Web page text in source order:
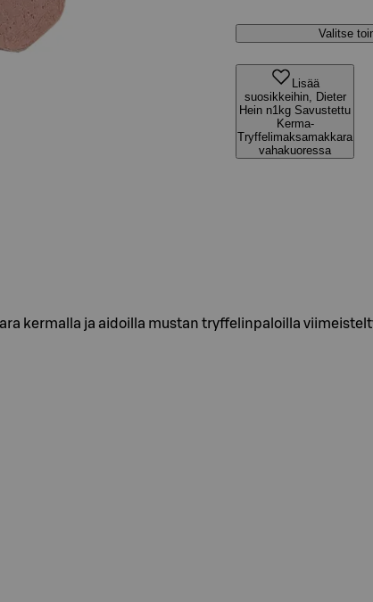
Valitse
Lisää
suosikkeihin, Dieter
Hein n1kg Savustettu
Kerma-
Tryffelimaksamakkara
vahakuoressa
kermalla ja aidoilla mustan tryffelinpaloilla